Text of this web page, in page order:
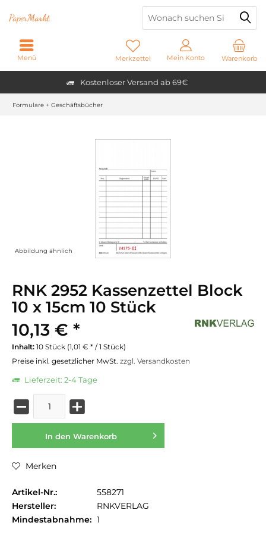
Kostenloser Versand ab 69€
PaperMarkt
Warenkorb
Merkzettel Mein Konto
Menü
Formulare + Geschäftsbücher
Abbildung ähnlich
RNK 2952 Kassenzettel Block
10 x 15cm 10 Stück
10,13 € *
Inhalt: 10 Stück (1,01 € * / 1 Stück)
Preise inkl. gesetzlicher MwSt. zzgl. Versandkosten
Lieferzeit: 2-4 Tage
In den Warenkorb
Merken
Artikel-Nr.:
558271
Hersteller:
RNKVERLAG
Mindestabnahme: 1